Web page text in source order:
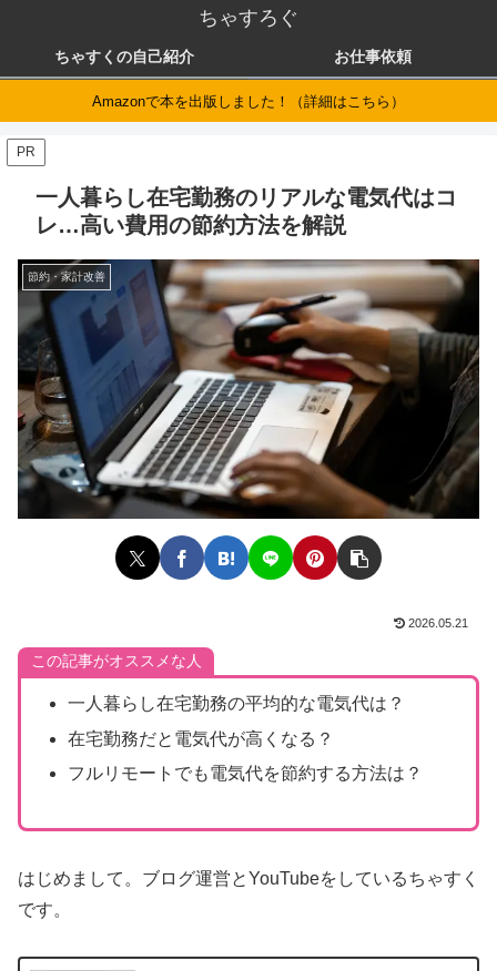
ちゃすろぐ
ちゃすくの自己紹介 お仕事依頼
Amazonで本を出版しました！（詳細はこちら）
PR
一人暮らし在宅勤務のリアルな電気代はコ
レ…高い費用の節約方法を解説
節約・家計改善
2026.05.21
この記事がオススメな人
一人暮らし在宅勤務の平均的な電気代は？
在宅勤務だと電気代が高くなる？
フルリモートでも電気代を節約する方法は？
はじめまして。ブログ運営とYouTubeをしているちゃすく
です。